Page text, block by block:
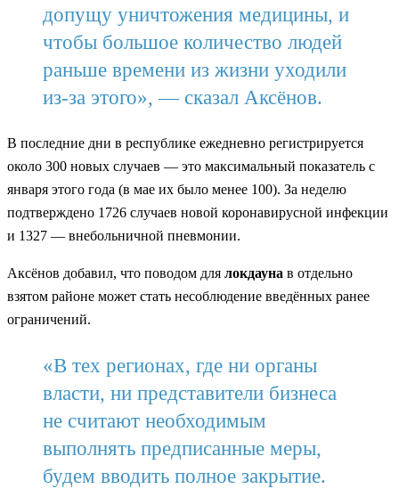
допущу уничтожения медицины, и
чтобы большое количество людей
раньше времени из жизни уходили
из-за этого», — сказал Аксёнов.
В последние дни в республике ежедневно регистрируется
около 300 новых случаев — это максимальный показатель с
января этого года (в мае их было менее 100). За неделю
подтверждено 1726 случаев новой коронавирусной инфекции
и 1327 — внебольничной пневмонии.
Аксёнов добавил, что поводом для локдауна в отдельно
взятом районе может стать несоблюдение введённых ранее
ограничений.
«В тех регионах, где ни органы
власти, ни представители бизнеса
не считают необходимым
выполнять предписанные меры,
будем вводить полное закрытие.